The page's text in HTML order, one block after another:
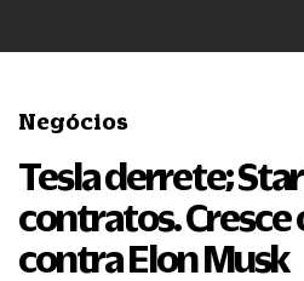
Negócios
Tesla derrete;
contratos. Cresce
contra Elon Musk